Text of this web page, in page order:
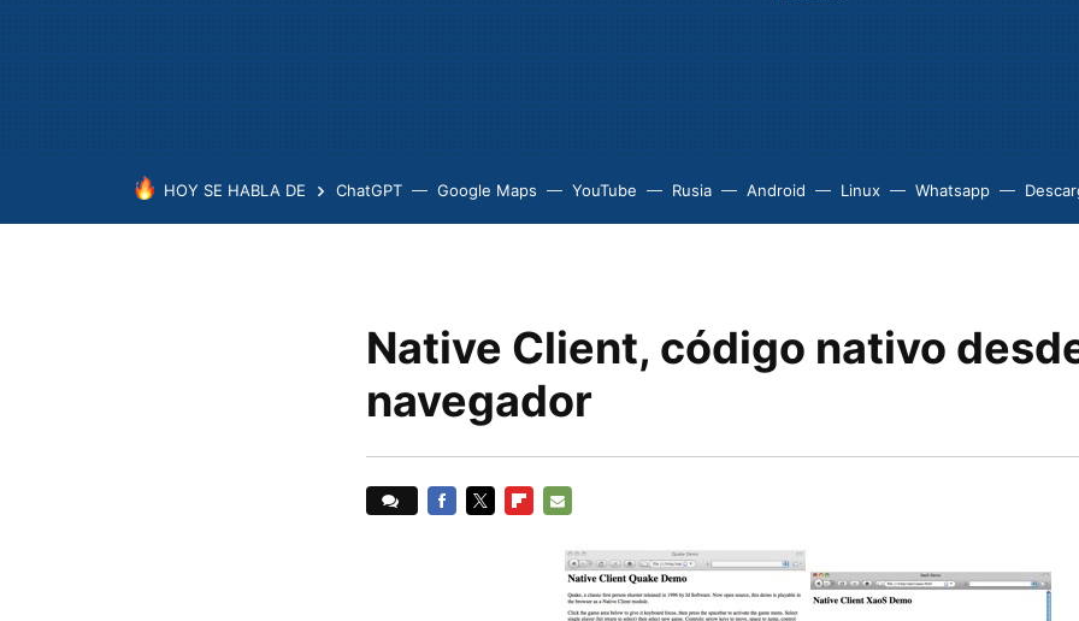
HOY SE HABLA DE ChatGPT Google Maps YouTube Rusia Android Linux Whatsapp
Native Client, código nativo
navegador
MAIL